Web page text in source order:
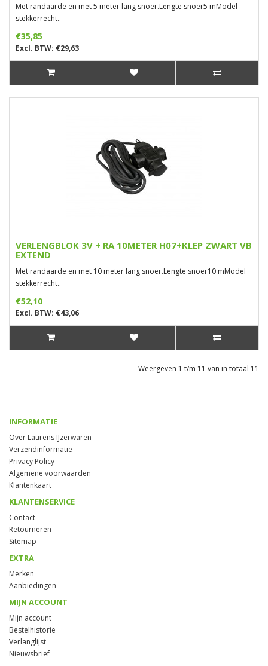
Met randaarde en met 5 meter lang snoer.Lengte snoer5 mModel
stekkerrecht..
€35,85
Excl. BTW: €29,63
VERLENGBLOK 3V + RA 10METER H07+KLEP ZWART VB
EXTEND
Met randaarde en met 10 meter lang snoer.Lengte snoer10 mModel
stekkerrecht..
€52,10
Excl. BTW: €43,06
Weergeven 1 t/m 11 van in totaal 11
INFORMATIE
Over Laurens IJzerwaren
Verzendinformatie
Privacy Policy
Algemene voorwaarden
Klantenkaart
KLANTENSERVICE
Contact
Retourneren
Sitemap
EXTRA
Merken
Aanbiedingen
MIJN ACCOUNT
Mijn account
Bestelhistorie
Verlanglijst
Nieuwsbrief